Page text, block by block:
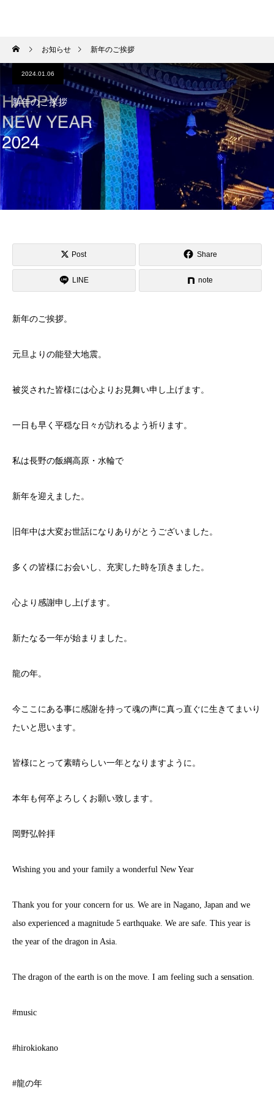
お知らせ 新年のご挨拶
2024.01.06
新年のご挨拶
Post Share
LINE note
新年のご挨拶。
元旦よりの能登大地震。
被災された皆様には心よりお見舞い申し上げます。
一日も早く平穏な日々が訪れるよう祈ります。
私は長野の飯綱高原・水輪で
新年を迎えました。
旧年中は大変お世話になりありがとうございました。
多くの皆様にお会いし、充実した時を頂きました。
心より感謝申し上げます。
新たなる一年が始まりました。
龍の年。
今ここにある事に感謝を持って魂の声に真っ直ぐに生きてまいり
たいと思います。
皆様にとって素晴らしい一年となりますように。
本年も何卒よろしくお願い致します。
岡野弘幹拝
Wishing you and your family a wonderful New Year
Thank you for your concern for us. We are in Nagano, Japan and we
also experienced a magnitude 5 earthquake. We are safe. This year is
the year of the dragon in Asia.
The dragon of the earth is on the move. I am feeling such a sensation.
#music
#hirokiokano
#龍の年